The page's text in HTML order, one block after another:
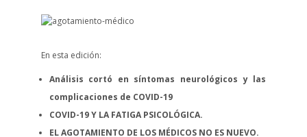
En esta edición:
Análisis cortó en síntomas neurológicos y las
complicaciones de COVID-19
COVID-19 Y LA FATIGA PSICOLÓGICA.
EL AGOTAMIENTO DE LOS MÉDICOS NO ES NUEVO.